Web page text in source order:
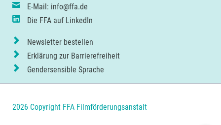
E-Mail: info@ffa.de
Die FFA auf LinkedIn
Newsletter bestellen
Erklärung zur Barrierefreiheit
Gendersensible Sprache
2026 Copyright FFA Filmförderungsanstalt